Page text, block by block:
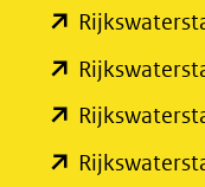
naar
een
andere